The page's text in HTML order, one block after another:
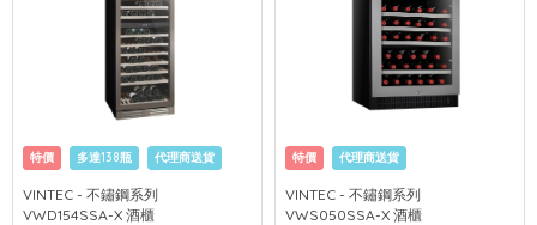
特價 多達138瓶 代理商送貨
VINTEC - 不鏽鋼系列
VWD154SSA-X 酒櫃
特價 代理商送貨
VINTEC - 不鏽鋼系列
VWS050SSA-X 酒櫃